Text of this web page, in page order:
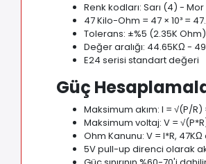
Renk kodları: Sarı (4) -
47 Kilo-Ohm = 47 × 10³ =
Tolerans: ±%5 (2.35K Ohm)
Değer aralığı: 44.65KΩ -
E24 serisi standart değeri
Güç
Maksimum akım: I = √(P/
Maksimum voltaj: V =
Ohm Kanunu: V = I*R,
5V pull-up direnci olarak